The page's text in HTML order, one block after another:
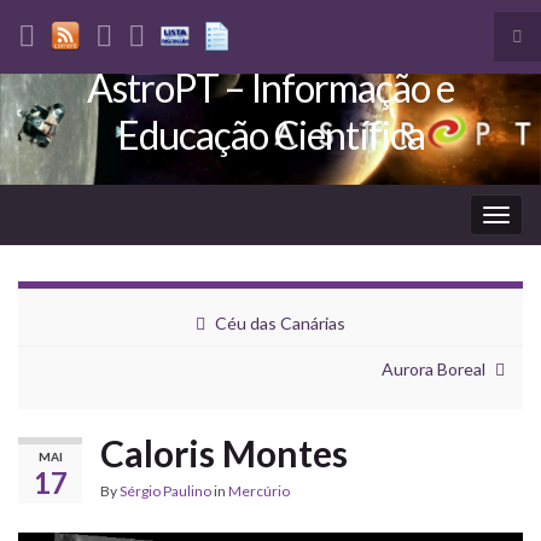
Search for:
AstroPT – Informação e
Educação Científica
Céu das Canárias
Aurora Boreal
MAI
17
Caloris Montes
BySérgio Paulinoin Mercúrio